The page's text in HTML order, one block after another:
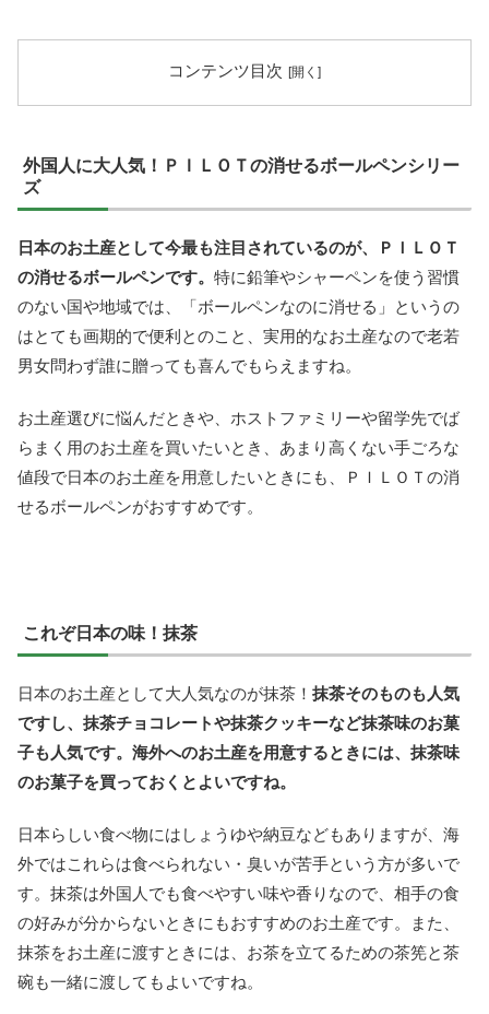
コンテンツ目次
外国人に大人気！ＰＩＬＯＴの消せるボールペンシリー
ズ
日本のお土産として今最も注目されているのが、ＰＩＬＯＴ
の消せるボールペンです。 特に鉛筆やシャーペンを使う習慣
のない国や地域では、「ボールペンなのに消せる」というの
はとても画期的で便利とのこと、実用的なお土産なので老若
男女問わず誰に贈っても喜んでもらえますね。
お土産選びに悩んだときや、ホストファミリーや留学先でば
らまく用のお土産を買いたいとき、あまり高くない手ごろな
値段で日本のお土産を用意したいときにも、ＰＩＬＯＴの消
せるボールペンがおすすめです。
これぞ日本の味！抹茶
日本のお土産として大人気なのが抹茶！ 抹茶そのものも人気
ですし、抹茶チョコレートや抹茶クッキーなど抹茶味のお菓
子も人気です。海外へのお土産を用意するときには、抹茶味
のお菓子を買っておくとよいですね。
日本らしい食べ物にはしょうゆや納豆などもありますが、海
外ではこれらは食べられない・臭いが苦手という方が多いで
す。抹茶は外国人でも食べやすい味や香りなので、相手の食
の好みが分からないときにもおすすめのお土産です。また、
抹茶をお土産に渡すときには、お茶を立てるための茶筅と茶
碗も一緒に渡してもよいですね。